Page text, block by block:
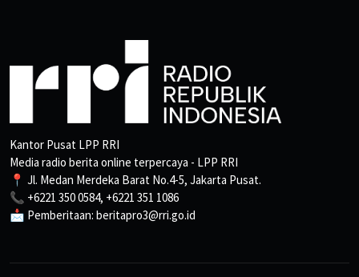
Kantor Pusat LPP RRI
Media radio berita online terpercaya - LPP RRI
📍 Jl. Medan Merdeka Barat No.4-5, Jakarta Pusat.
📞 +6221 350 0584, +6221 351 1086
📩 Pemberitaan: beritapro3@rri.go.id